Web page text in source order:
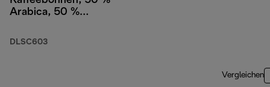
Arabica, 50 %
DLSC603
Vergleichen